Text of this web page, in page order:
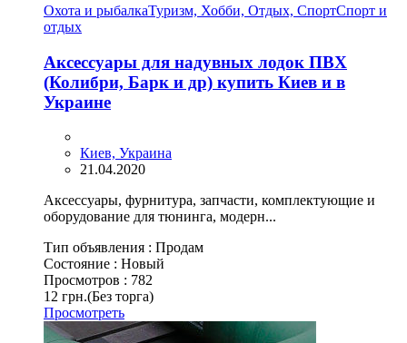
Охота и рыбалкаТуризм, Хобби, Отдых, СпортСпорт и
отдых
Аксессуары для надувных лодок ПВХ
(Колибри, Барк и др) купить Киев и в
Украине
Киев, Украина
21.04.2020
Аксессуары, фурнитура, запчасти, комплектующие и
оборудование для тюнинга, модерн...
Тип объявления : Продам
Состояние : Новый
Просмотров : 782
12 грн.(Без торга)
Просмотреть